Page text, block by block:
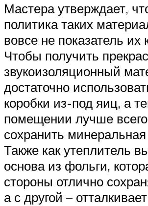
Мастера утверждает,
политика таких
вовсе не показатель их
Чтобы получить
звукоизоляционный
достаточно
коробки из-под яиц, а
помещении лучше
сохранить минеральная
Также как утеплитель
основа из фольги,
стороны отлично
а с другой –